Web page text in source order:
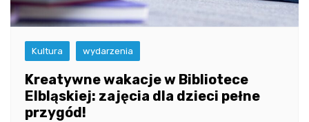
Kultura wydarzenia
Kreatywne wakacje w Bibliotece
Elbląskiej: zajęcia dla dzieci pełne
przygód!